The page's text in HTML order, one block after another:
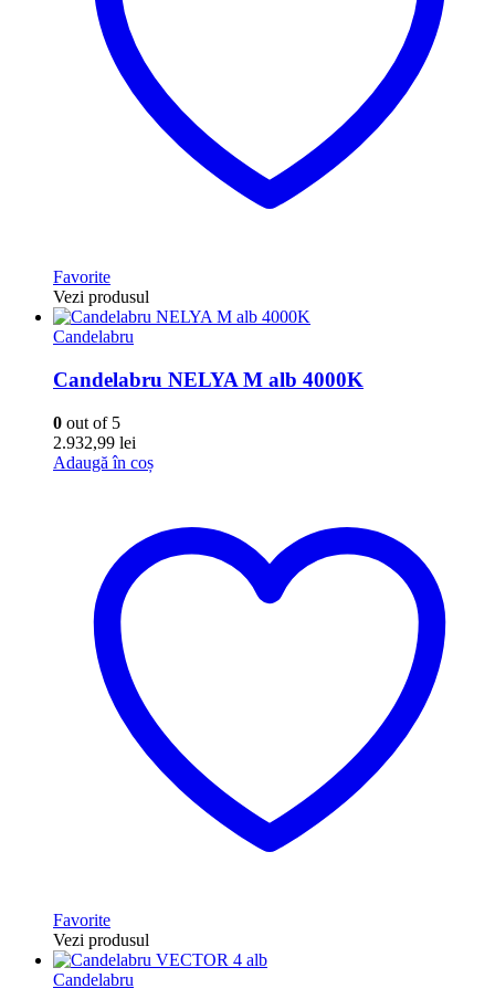
Favorite
Vezi produsul
Candelabru
Candelabru NELYA M alb 4000K
0 out of 5
2.932,99 lei
Adaugă în coș
Favorite
Vezi produsul
Candelabru